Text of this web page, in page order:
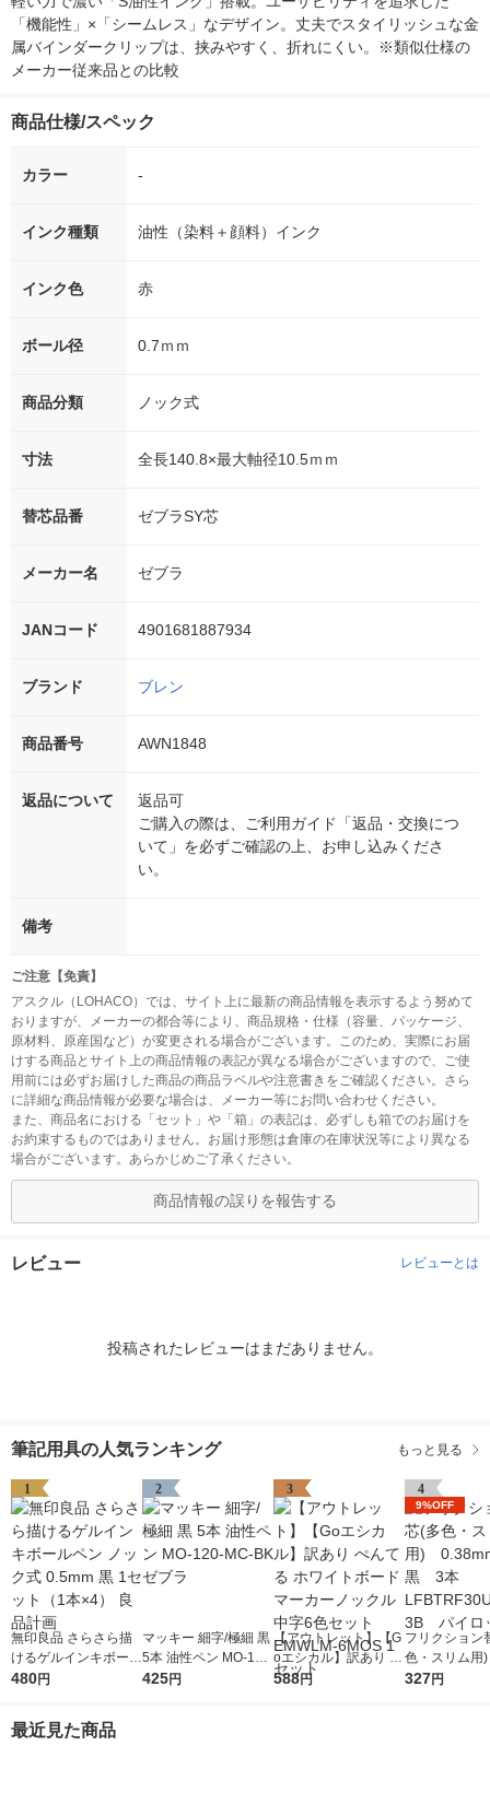
「機能性」×「シームレス」なデザイン。丈夫でスタイリッシュな金
属バインダークリップは、挟みやすく、折れにくい。※類似仕様の
メーカー従来品との比較
商品仕様/スペック
カラー -
インク種類 油性（染料＋顔料）インク
インク色 赤
ボール径 0.7ｍｍ
商品分類 ノック式
寸法 全長140.8×最大軸径10.5ｍｍ
替芯品番 ゼブラSY芯
メーカー名 ゼブラ
JANコード 4901681887934
ブランド ブレン
商品番号 AWN1848
返品について
返品可
ご購入の際は、ご利用ガイド「返品・交換につ
いて」を必ずご確認の上、お申し込みくださ
い。
備考
ご注意【免責】
アスクル（LOHACO）では、サイト上に最新の商品情報を表示するよう努めて
おりますが、メーカーの都合等により、商品規格・仕様（容量、パッケージ、
原材料、原産国など）が変更される場合がございます。このため、実際にお届
けする商品とサイト上の商品情報の表記が異なる場合がございますので、ご使
用前には必ずお届けした商品の商品ラベルや注意書きをご確認ください。さら
に詳細な商品情報が必要な場合は、メーカー等にお問い合わせください。
また、商品名における「セット」や「箱」の表記は、必ずしも箱でのお届けを
お約束するものではありません。お届け形態は倉庫の在庫状況等により異なる
場合がございます。あらかじめご了承ください。
商品情報の誤りを報告する
レビュー レビューとは
投稿されたレビューはまだありません。
筆記用具の人気ランキング もっと見る
1
無印良品 さらさら描
けるゲルインキボール
ペン ノック式 0.5mm
480円
2
マッキー 細字/極細 黒
5本 油性ペン MO-120
-MC-BK ゼブラ
425円
3
【アウトレット】【G
oエシカル】訳あり ぺ
んてる ホワイトボー
588円
4
9%OFF
フリクション
色・スリム
mm 黒 3本
327円
最近見た商品